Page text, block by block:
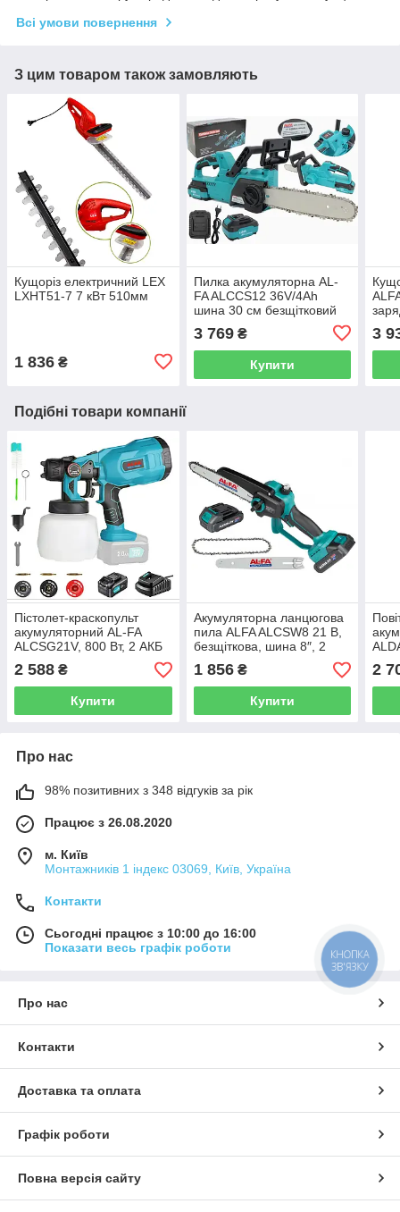
Всі умови повернення
З цим товаром також замовляють
Кущоріз електричний LEX
LXHT51-7 7 кВт 510мм
1 836 ₴
Пилка акумуляторна AL-
FA ALCCS12 36V/4Ah
шина 30 см безщітковий
3 769₴
Купити
3
Подібні товари компанії
Пістолет-краскопульт
акумуляторний AL-FA
ALCSG21V, 800 Вт, 2 АКБ
+ зарядний пристрій, бак
800 мл
2 588 ₴
Купити
Акумуляторна ланцюгова
пила ALFA ALCSW8 21 В,
безщіткова, шина 8″, 2
АКБ 2 А·год і зарядний
пристрій
1 856₴
Купити
АКБ
2
Про нас
98% позитивних з 348 відгуків за рік
Працює з 26.08.2020
м. Київ
Монтажників 1 індекс 03069, Київ, Україна
Контакти
Сьогодні працює з 10:00 до 16:00
Показати весь графік роботи
Про нас
Контакти
Доставка та оплата
Графік роботи
Повна версія сайту
КНОПКА
ЗВ'ЯЗКУ